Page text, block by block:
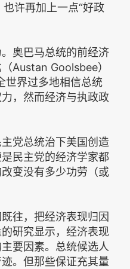
也许再加上一点“好政
奥巴马总统的前经济
Austan Goolsbee）
世界过多地相信总统
，然而经济与执政政
党总统治下美国创造
民主党的经济学家都
变没有多少功劳（或
往，把经济表现归因
研究显示，经济表现
要因素。总统候选人
。但那些保证充其量